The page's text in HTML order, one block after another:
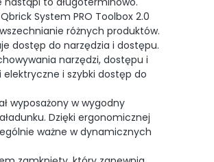
System PRO Toolbox 2.0
różnych produktów.
dostęp do narzędzia i dostępu.
narzędzi, dostępu i
i szybki dostęp do
wyposażony w wygodny
Dzięki ergonomicznej
ważne w dynamicznych